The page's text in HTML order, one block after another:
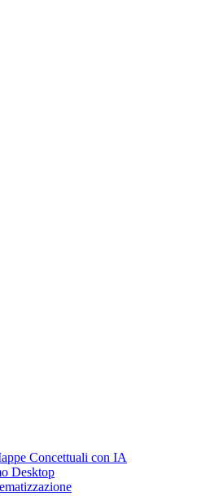
Concettuali con IA
Desktop